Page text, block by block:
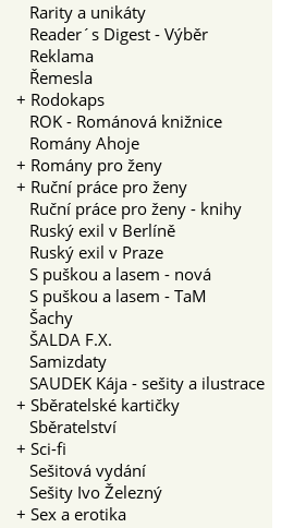
Rarity a unikáty
Reader´s Digest - Výběr
Reklama
Řemesla
+ Rodokaps
ROK - Románová knižnice
Romány Ahoje
+ Romány pro ženy
+ Ruční práce pro ženy
Ruční práce pro ženy - knihy
Ruský exil v Berlíně
Ruský exil v Praze
S puškou a lasem - nová
S puškou a lasem - TaM
Šachy
ŠALDA F.X.
Samizdaty
SAUDEK Kája - sešity a ilustrace
+ Sběratelské kartičky
Sběratelství
+ Sci-fi
Sešitová vydání
Sešity Ivo Železný
+ Sex a erotika